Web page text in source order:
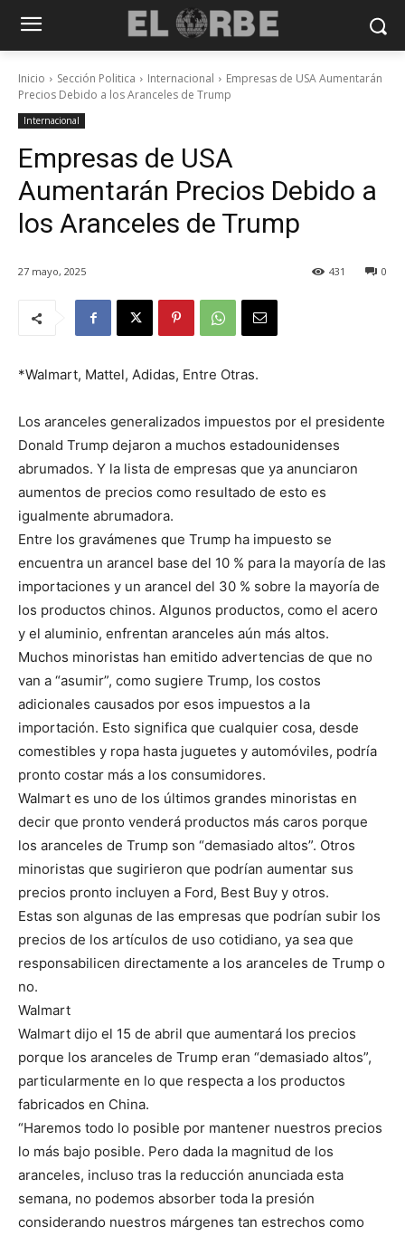
Inicio Sección Politica Internacional
Empresas de USA Aumentarán
Precios Debido a los Aranceles de Trump
Internacional
Empresas de USA
Aumentarán Precios Debido a
los Aranceles de Trump
27 mayo, 2025 0
431
*Walmart, Mattel, Adidas, Entre Otras.
Los aranceles generalizados impuestos por el presidente
Donald Trump dejaron a muchos estadounidenses
abrumados. Y la lista de empresas que ya anunciaron
aumentos de precios como resultado de esto es
igualmente abrumadora.
Entre los gravámenes que Trump ha impuesto se
encuentra un arancel base del 10 % para la mayoría de las
importaciones y un arancel del 30 % sobre la mayoría de
los productos chinos. Algunos productos, como el acero
y el aluminio, enfrentan aranceles aún más altos.
Muchos minoristas han emitido advertencias de que no
van a “asumir”, como sugiere Trump, los costos
adicionales causados por esos impuestos a la
importación. Esto significa que cualquier cosa, desde
comestibles y ropa hasta juguetes y automóviles, podría
pronto costar más a los consumidores.
Walmart es uno de los últimos grandes minoristas en
decir que pronto venderá productos más caros porque
los aranceles de Trump son “demasiado altos”. Otros
minoristas que sugirieron que podrían aumentar sus
precios pronto incluyen a Ford, Best Buy y otros.
Estas son algunas de las empresas que podrían subir los
precios de los artículos de uso cotidiano, ya sea que
responsabilicen directamente a los aranceles de Trump o
no.
Walmart
Walmart dijo el 15 de abril que aumentará los precios
porque los aranceles de Trump eran “demasiado altos”,
particularmente en lo que respecta a los productos
fabricados en China.
“Haremos todo lo posible por mantener nuestros precios
lo más bajo posible. Pero dada la magnitud de los
aranceles, incluso tras la reducción anunciada esta
semana, no podemos absorber toda la presión
considerando nuestros márgenes tan estrechos como